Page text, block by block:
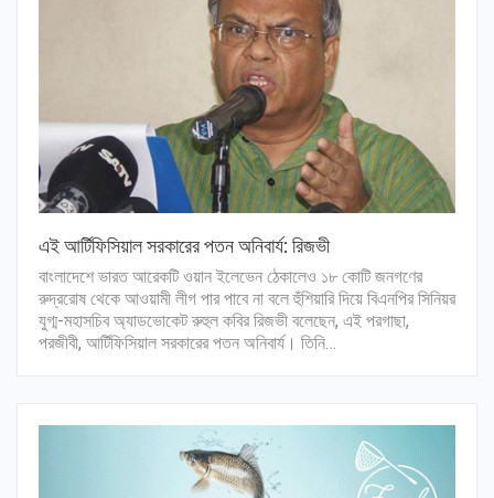
এই আর্টিফিসিয়াল সরকারের পতন অনিবার্য: রিজভী
বাংলাদেশে ভারত আরেকটি ওয়ান ইলেভেন ঠেকালেও ১৮ কোটি জনগণের
রুদ্ররোষ থেকে আওয়ামী লীগ পার পাবে না বলে হুঁশিয়ারি দিয়ে বিএনপির সিনিয়র
যুগ্ম-মহাসচিব অ্যাডভোকেট রুহুল কবির রিজভী বলেছেন, এই পরগাছা,
পরজীবী, আর্টিফিসিয়াল সরকারের পতন অনিবার্য। তিনি…